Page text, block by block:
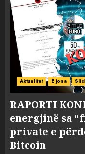
Aktualitet E jona
RAPORTI
energjinë sa
private e
Bitcoin